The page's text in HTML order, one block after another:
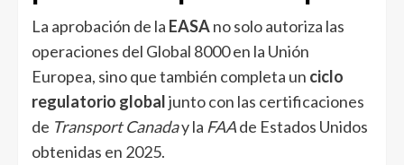
La aprobación de la EASAno solo autoriza las
operaciones del Global 8000 en la Unión
Europea, sino que también completa un ciclo
regulatorio globaljunto con las certificaciones
de Transport Canaday la FAAde Estados Unidos
obtenidas en 2025.